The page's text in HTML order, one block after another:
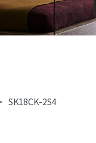
SK18CK-2S4